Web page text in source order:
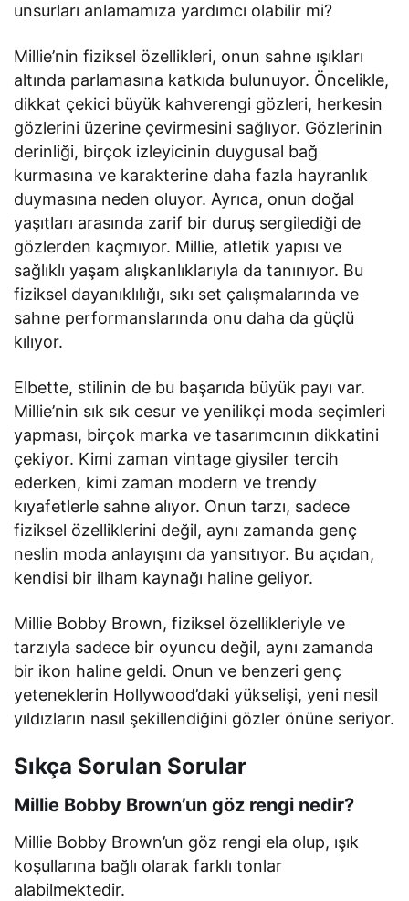
unsurları anlamamıza yardımcı olabilir mi?
Millie’nin fiziksel özellikleri, onun sahne ışıkları
altında parlamasına katkıda bulunuyor. Öncelikle,
dikkat çekici büyük kahverengi gözleri, herkesin
gözlerini üzerine çevirmesini sağlıyor. Gözlerinin
derinliği, birçok izleyicinin duygusal bağ
kurmasına ve karakterine daha fazla hayranlık
duymasına neden oluyor. Ayrıca, onun doğal
yaşıtları arasında zarif bir duruş sergilediği de
gözlerden kaçmıyor. Millie, atletik yapısı ve
sağlıklı yaşam alışkanlıklarıyla da tanınıyor. Bu
fiziksel dayanıklılığı, sıkı set çalışmalarında ve
sahne performanslarında onu daha da güçlü
kılıyor.
Elbette, stilinin de bu başarıda büyük payı var.
Millie’nin sık sık cesur ve yenilikçi moda seçimleri
yapması, birçok marka ve tasarımcının dikkatini
çekiyor. Kimi zaman vintage giysiler tercih
ederken, kimi zaman modern ve trendy
kıyafetlerle sahne alıyor. Onun tarzı, sadece
fiziksel özelliklerini değil, aynı zamanda genç
neslin moda anlayışını da yansıtıyor. Bu açıdan,
kendisi bir ilham kaynağı haline geliyor.
Millie Bobby Brown, fiziksel özellikleriyle ve
tarzıyla sadece bir oyuncu değil, aynı zamanda
bir ikon haline geldi. Onun ve benzeri genç
yeteneklerin Hollywood’daki yükselişi, yeni nesil
yıldızların nasıl şekillendiğini gözler önüne seriyor.
Sıkça Sorulan Sorular
Millie Bobby Brown’un göz rengi nedir?
Millie Bobby Brown’un göz rengi ela olup, ışık
koşullarına bağlı olarak farklı tonlar
alabilmektedir.